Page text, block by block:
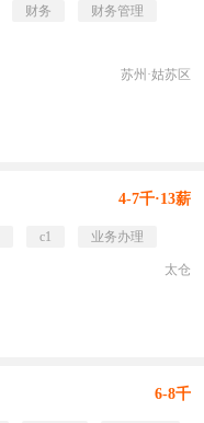
财务
财务管理
苏州·姑苏区
4-7千·13薪
c1 业务办理
太仓
6-8千